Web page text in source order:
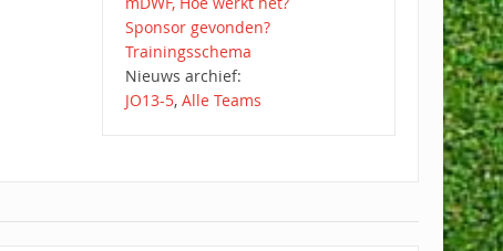
Sponsor gevonden?
Trainingsschema
Nieuws archief:
JO13-5, Alle Teams